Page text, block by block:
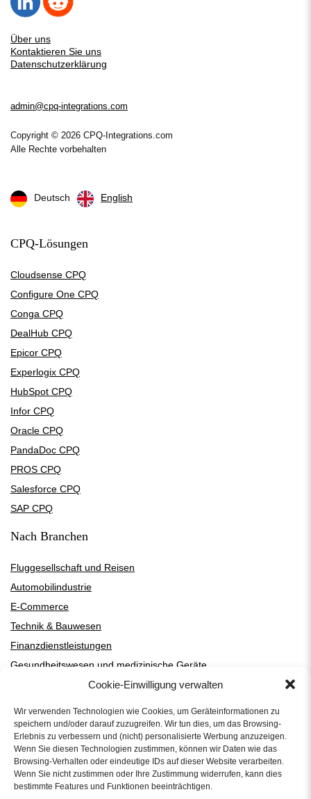
Cookie-Einwilligung verwalten
Wir verwenden Technologien wie Cookies, um Geräteinformationen zu
speichern und/oder darauf zuzugreifen. Wir tun dies, um das Browsing-
Erlebnis zu verbessern und (nicht) personalisierte Werbung anzuzeigen.
Wenn Sie diesen Technologien zustimmen, können wir Daten wie das
Browsing-Verhalten oder eindeutige IDs auf dieser Website verarbeiten.
Wenn Sie nicht zustimmen oder Ihre Zustimmung widerrufen, kann dies
bestimmte Features und Funktionen beeinträchtigen.
Über uns
Kontaktieren Sie uns
Datenschutzerklärung
admin@cpq-integrations.com
Copyright © 2026 CPQ-Integrations.com
Alle Rechte vorbehalten
Deutsch English
CPQ-Lösungen
Cloudsense CPQ
Configure One CPQ
Conga CPQ
DealHub CPQ
Epicor CPQ
Experlogix CPQ
HubSpot CPQ
Infor CPQ
Oracle CPQ
PandaDoc CPQ
PROS CPQ
Salesforce CPQ
SAP CPQ
Nach Branchen
Fluggesellschaft und Reisen
Automobilindustrie
E-Commerce
Technik & Bauwesen
Finanzdienstleistungen
Gesundheitswesen und medizinische Geräte
Hightech und SaaS
Fertigung
Medien und Unterhaltung
Professionelle Dienstleistungen
Telekommunikation